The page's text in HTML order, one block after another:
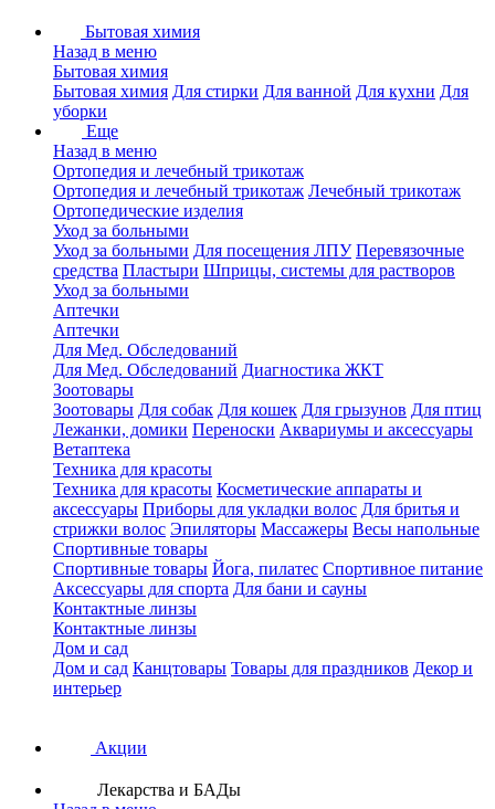
Бытовая химия
Назад в меню
Бытовая химия
Бытовая химия Для стирки Для ванной Для кухни Для
уборки
Еще
Назад в меню
Ортопедия и лечебный трикотаж
Ортопедия и лечебный трикотаж Лечебный трикотаж
Ортопедические изделия
Уход за больными
Уход за больными Для посещения ЛПУ Перевязочные
средства Пластыри Шприцы, системы для растворов
Уход за больными
Аптечки
Аптечки
Для Мед. Обследований
Для Мед. Обследований Диагностика ЖКТ
Зоотовары
Зоотовары Для собак Для кошек Для грызунов Для птиц
Лежанки, домики Переноски Аквариумы и аксессуары
Ветаптека
Техника для красоты
Техника для красоты Косметические аппараты и
аксессуары Приборы для укладки волос Для бритья и
стрижки волос Эпиляторы Массажеры Весы напольные
Спортивные товары
Спортивные товары Йога, пилатес Спортивное питание
Аксессуары для спорта Для бани и сауны
Контактные линзы
Контактные линзы
Дом и сад
Дом и сад Канцтовары Товары для праздников Декор и
интерьер
Акции
Лекарства и БАДы